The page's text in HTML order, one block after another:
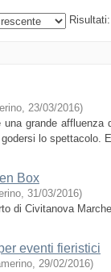
Risultati:
, 23/03/2016)
grande affluenza
lo spettacolo.
Box
, 31/03/2016)
di Civitanova
eventi fieristici
, 29/02/2016)